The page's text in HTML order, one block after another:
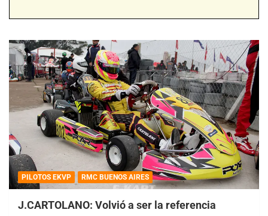
PILOTOS EKVP RMC BUENOS AIRES
J.CARTOLANO: Volvió a ser la referencia